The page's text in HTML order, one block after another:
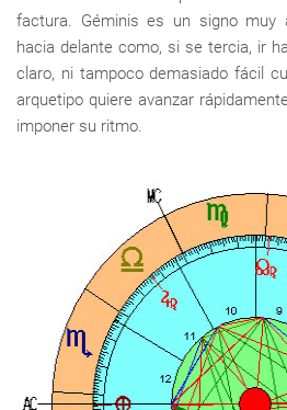
factura. Géminis es un signo muy
hacia delante como, si se tercia, ir
claro, ni tampoco demasiado fácil
arquetipo quiere avanzar
imponer su ritmo.